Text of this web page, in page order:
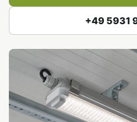
+49 5931